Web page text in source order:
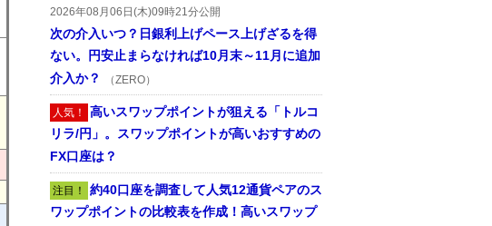
2026年08月06日(木)09時21分公開
次の介入いつ？日銀利上げペース上げざるを得
ない。円安止まらなければ10月末～11月に追加
介入か？
（ZERO）
人気！ 高いスワップポイントが狙える「トルコ
リラ/円」。スワップポイントが高いおすすめの
FX口座は？
注目！ 約40口座を調査して人気12通貨ペアのス
ワップポイントの比較表を作成！高いスワップ